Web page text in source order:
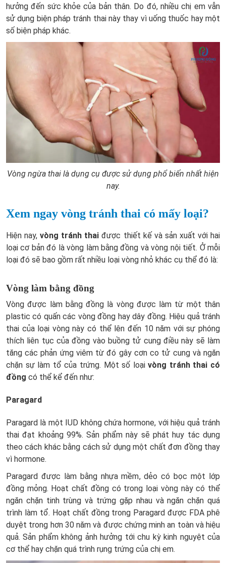
hưởng đến sức khỏe của bản thân. Do đó, nhiều chị em vẫn
sử dụng biện pháp tránh thai này thay vì uống thuốc hay một
số biện pháp khác.
Vòng ngừa thai là dụng cụ được sử dụng phổ biến nhất hiện
nay.
Xem ngay vòng tránh thai có mấy loại?
Hiện nay,vòng tránh thaiđược thiết kế và sản xuất với hai
loại cơ bản đó là vòng làm bằng đồng và vòng nội tiết. Ở mỗi
loại đó sẽ bao gồm rất nhiều loại vòng nhỏ khác cụ thể đó là:
Vòng làm bằng đồng
Vòng được làm bằng đồng là vòng được làm từ một thân
plastic có quấn các vòng đồng hay dây đồng. Hiệu quả tránh
thai của loại vòng này có thể lên đến 10 năm với sự phóng
thích liên tục của đồng vào buồng tử cung điều này sẽ làm
tăng các phản ứng viêm từ đó gây cơn co tử cung và ngăn
chặn sự làm tổ của trứng. Một số loạivòng tránh thai có
đồng có thể kể đến như:
Paragard
Paragard là một IUD không chứa hormone, với hiệu quả tránh
thai đạt khoảng 99%. Sản phẩm này sẽ phát huy tác dụng
theo cách khác bằng cách sử dụng một chất đơn đồng thay
vì hormone.
Paragard được làm bằng nhựa mềm, dẻo có bọc một lớp
đồng mỏng. Hoạt chất đồng có trong loại vòng này có thể
ngăn chặn tinh trùng và trứng gặp nhau và ngăn chặn quá
trình làm tổ. Hoạt chất đồng trong Paragard được FDA phê
duyệt trong hơn 30 năm và được chứng minh an toàn và hiệu
quả. Sản phẩm không ảnh hưởng tới chu kỳ kinh nguyệt của
cơ thể hay chặn quá trình rụng trứng của chị em.